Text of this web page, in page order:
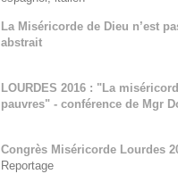
La Miséricorde de Dieu n’est
abstrait
LOURDES 2016 : "La
pauvres" - conférence de Mgr
Congrès Miséricorde Lourdes
Reportage